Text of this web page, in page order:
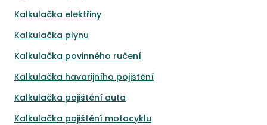
Kalkulačka elektřiny
Kalkulačka plynu
Kalkulačka povinného ručení
Kalkulačka havarijního pojištění
Kalkulačka pojištění auta
Kalkulačka pojištění motocyklu